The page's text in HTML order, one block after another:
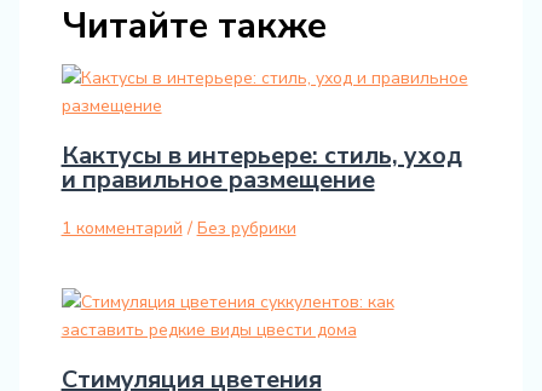
Читайте также
Кактусы в интерьере: стиль, уход
и правильное размещение
1 комментарий / Без рубрики
Стимуляция цветения